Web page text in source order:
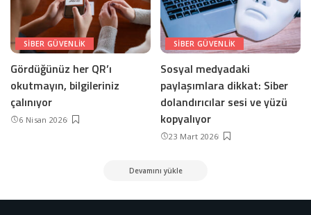
SIBER GÜVENLIK
Gördüğünüz her QR’ı
okutmayın, bilgileriniz
çalınıyor
6 Nisan 2026
SIBER GÜVENLIK
Sosyal medyadaki
paylaşımlara dikkat: Siber
dolandırıcılar sesi ve yüzü
kopyalıyor
23 Mart 2026
Devamını yükle